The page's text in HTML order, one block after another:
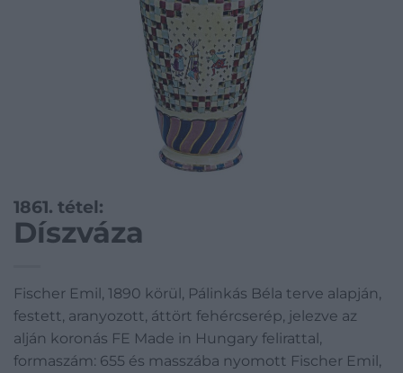
1861. tétel:
Díszváza
Fischer Emil, 1890 körül, Pálinkás Béla terve alapján,
festett, aranyozott, áttört fehércserép, jelezve az
alján koronás FE Made in Hungary felirattal,
formaszám: 655 és masszába nyomott Fischer Emil,